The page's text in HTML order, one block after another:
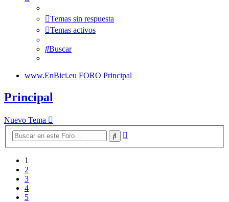
Temas sin respuesta
Temas activos
Buscar
www.EnBici.eu FORO Principal
Principal
Nuevo Tema
Buscar
1
2
3
4
5